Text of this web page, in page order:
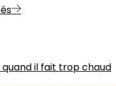
quand il fait trop chaud